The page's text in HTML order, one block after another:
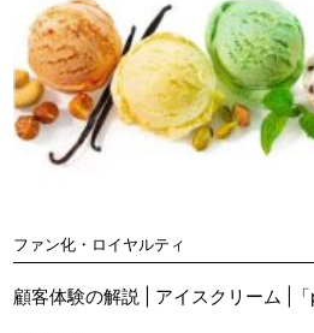
ファン化・ロイヤルティ
顧客体験の解説 | アイスクリーム |